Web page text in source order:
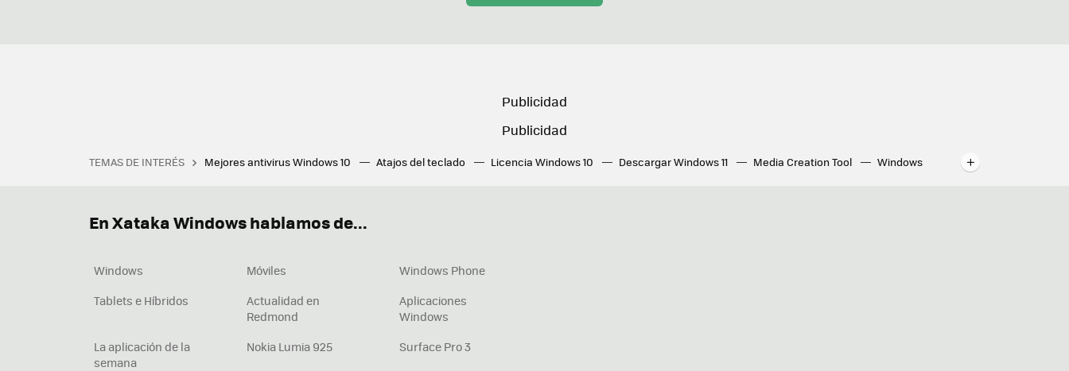
TEMAS DE INTERÉS Mejores antivirus Windows 10 Atajos del teclado Licencia Windows 10 Descargar Windows 11 Media Creation Tool
Windows
En Xataka Windows hablamos de...
Windows Móviles
Windows Phone
Tablets e Híbridos
Actualidad en
Redmond
Aplicaciones
Windows
La aplicación de la
semana
Nokia Lumia 925 Surface Pro 3